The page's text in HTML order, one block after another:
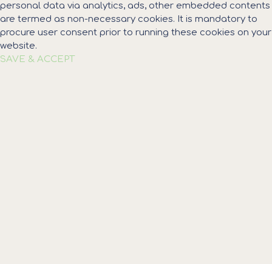
personal data via analytics, ads, other embedded contents
are termed as non-necessary cookies. It is mandatory to
procure user consent prior to running these cookies on your
website.
SAVE & ACCEPT